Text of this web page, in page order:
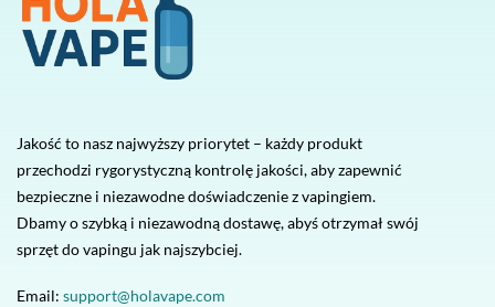
Jakość to nasz najwyższy priorytet – każdy produkt
przechodzi rygorystyczną kontrolę jakości, aby zapewnić
bezpieczne i niezawodne doświadczenie z vapingiem.
Dbamy o szybką i niezawodną dostawę, abyś otrzymał swój
sprzęt do vapingu jak najszybciej.
Email: support@holavape.com